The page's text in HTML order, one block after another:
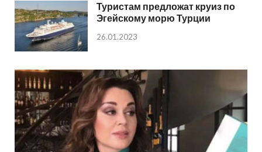
Туристам предложат круиз по
Эгейскому морю Турции
26.01.2023